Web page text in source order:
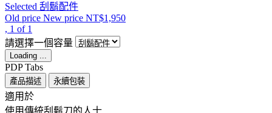
Selected 刮鬍配件
Old price New price NT$1,950
, 1 of 1
請選擇一個容量
Loading ...
PDP Tabs
產品描述 永續包裝
適用於 ​ ​
使用傳統刮鬍刀的人士